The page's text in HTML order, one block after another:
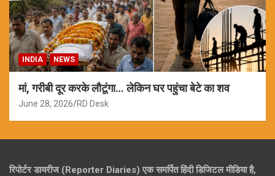
INDIA NEWS
मां, गरीबी दूर करके लौटूंगा… लेकिन घर पहुंचा बेटे का शव
June 28, 2026 RD Desk
रिपोर्टर डायरीज (Reporter Diaries) एक समर्पित हिंदी डिजिटल मीडिया है,